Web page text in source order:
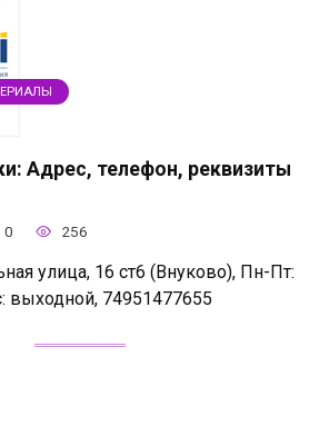
Адрес, телефон, реквизиты
0 256
улица, 16 ст6 (Внуково), Пн-Пт:
выходной, 74951477655